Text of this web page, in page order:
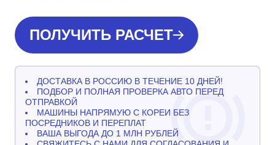
ПОЛУЧИТЬ РАСЧЕТ
ДОСТАВКА В РОССИЮ В ТЕЧЕНИЕ 10 ДНЕЙ!
ПОДБОР И ПОЛНАЯ ПРОВЕРКА АВТО ПЕРЕД
ОТПРАВКОЙ
МАШИНЫ НАПРЯМУЮ С КОРЕИ БЕЗ
ПОСРЕДНИКОВ И ПЕРЕПЛАТ
ВАША ВЫГОДА ДО 1 МЛН РУБЛЕЙ